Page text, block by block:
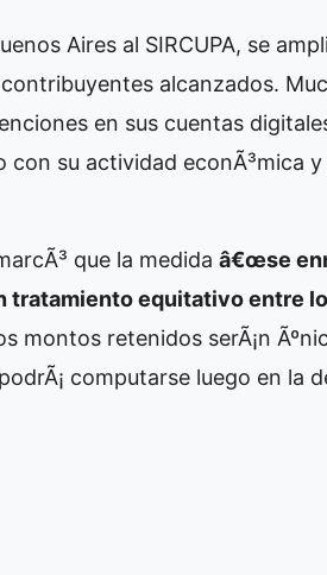
Aires al SIRCUPA, se
alcanzados.
en sus cuentas
su actividad econÃ³mica y
que la medida â€œse
tratamiento equitativo entre
montos retenidos serÃ¡n
computarse luego en la